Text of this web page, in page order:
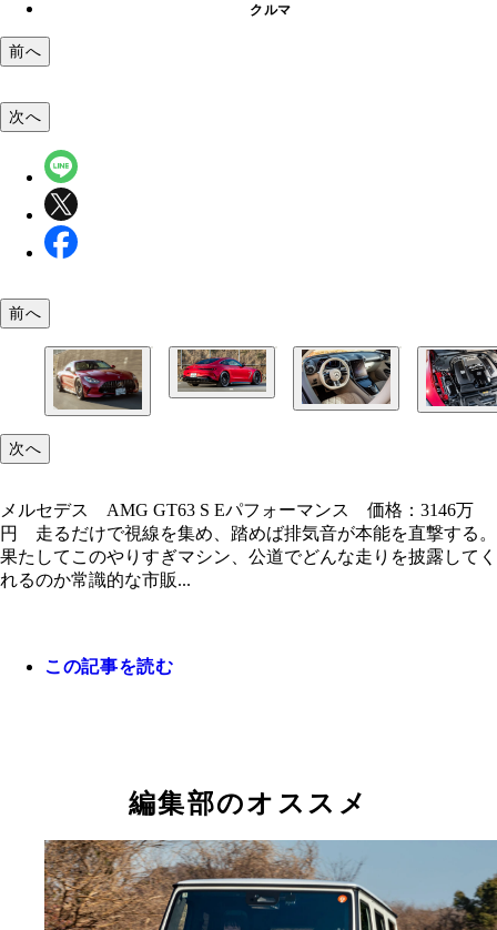
クルマ
前へ
な走りを披露してくれるのか
ボディサイズは全長4730mm×全幅1985mm×全高
1355mm。数値以上に、近づくだけで誰もがわかる
いオーラ」を放っている
11.9インチの縦型モニターに12.3インチのデジタル
4.0リットル V8ツインターボ＋モーターで、816馬
次へ
前へ
次へ
メルセデス AMG GT63 S Eパフォーマンス 価格：3146万
円 走るだけで視線を集め、踏めば排気音が本能を直撃する。
果たしてこのやりすぎマシン、公道でどんな走りを披露してく
れるのか常識的な市販...
この記事を読む
編集部のオススメ